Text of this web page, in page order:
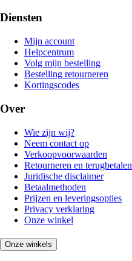
Diensten
Mijn account
Helpcentrum
Volg mijn bestelling
Bestelling retourneren
Kortingscodes
Over
Wie zijn wij?
Neem contact op
Verkoopvoorwaarden
Retourneren en terugbetalen
Juridische disclaimer
Betaalmethoden
Prijzen en leveringsopties
Privacy verklaring
Onze winkel
Onze winkels